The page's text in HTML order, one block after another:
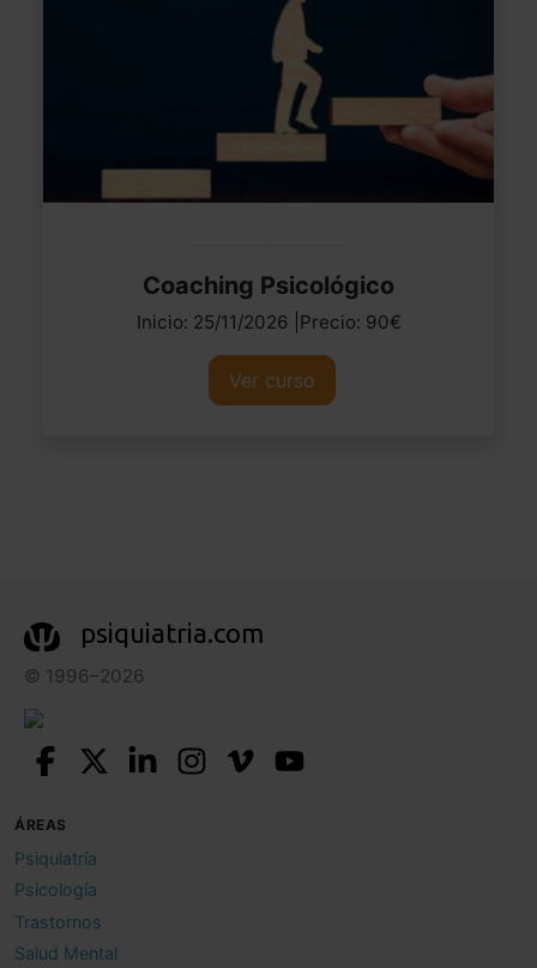
Coaching Psicológico
Inicio: 25/11/2026 |Precio: 90€
Ver curso
psiquiatria.com
© 1996–2026
ÁREAS
Psiquiatría
Psicología
Trastornos
Salud Mental